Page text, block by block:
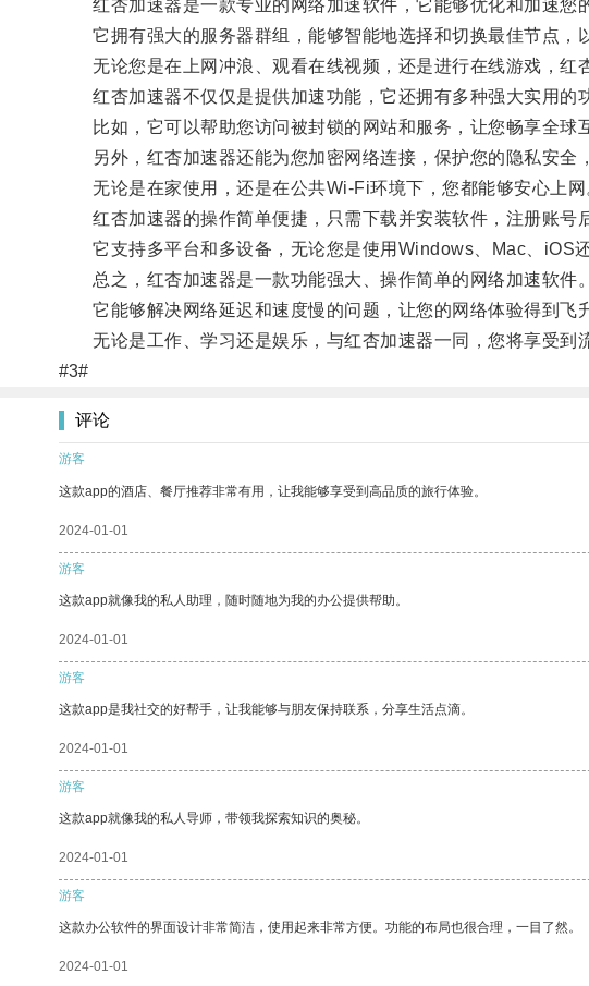
红杏加速器是一款专业的网络加速软件，它能够优化和加速您
它拥有强大的服务器群组，能够智能地选择和切换最佳节点，
无论您是在上网冲浪、观看在线视频，还是进行在线游戏，红
红杏加速器不仅仅是提供加速功能，它还拥有多种强大实用的
比如，它可以帮助您访问被封锁的网站和服务，让您畅享全球
另外，红杏加速器还能为您加密网络连接，保护您的隐私安全
无论是在家使用，还是在公共Wi-Fi环境下，您都能够安心上网
红杏加速器的操作简单便捷，只需下载并安装软件，注册账号
它支持多平台和多设备，无论您是使用Windows、Mac、iOS还
总之，红杏加速器是一款功能强大、操作简单的网络加速软件。
它能够解决网络延迟和速度慢的问题，让您的网络体验得到飞
无论是工作、学习还是娱乐，与红杏加速器一同，您将享受到
#3#
评论
游客
这款app的酒店、餐厅推荐非常有用，让我能够享受到高品质的旅行体验。
2024-01-01
游客
这款app就像我的私人助理，随时随地为我的办公提供帮助。
2024-01-01
游客
这款app是我社交的好帮手，让我能够与朋友保持联系，分享生活点滴。
2024-01-01
游客
这款app就像我的私人导师，带领我探索知识的奥秘。
2024-01-01
游客
这款办公软件的界面设计非常简洁，使用起来非常方便。功能的布局也很合理，一目了然。
2024-01-01